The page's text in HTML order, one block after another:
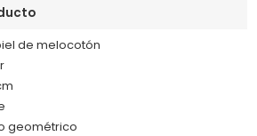
de melocotón
geométrico